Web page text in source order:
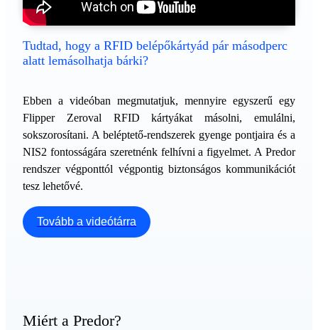
Tudtad, hogy a RFID belépőkártyád pár másodperc
alatt lemásolhatja bárki?
Ebben a videóban megmutatjuk, mennyire egyszerű egy
Flipper Zeroval RFID kártyákat másolni, emulálni,
sokszorosítani. A beléptető-rendszerek gyenge pontjaira és a
NIS2 fontosságára szeretnénk felhívni a figyelmet. A Predor
rendszer végponttól végpontig biztonságos kommunikációt
tesz lehetővé.
Tovább a videótárra
Miért a Predor?